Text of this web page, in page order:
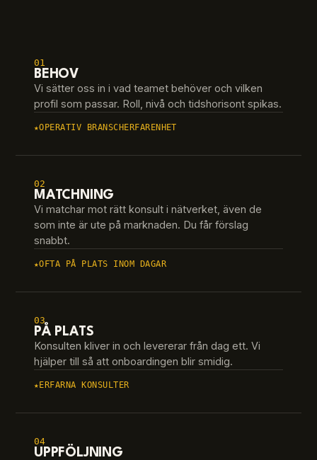
01
BEHOV
Vi sätter oss in i vad teamet behöver och vilken
profil som passar. Roll, nivå och tidshorisont spikas.
OPERATIV BRANSCHERFARENHET
02
MATCHNING
Vi matchar mot rätt konsult i nätverket, även de
som inte är ute på marknaden. Du får förslag
snabbt.
OFTA PÅ PLATS INOM DAGAR
03
PÅ PLATS
Konsulten kliver in och levererar från dag ett. Vi
hjälper till så att onboardingen blir smidig.
ERFARNA KONSULTER
04
UPPFÖLJNING